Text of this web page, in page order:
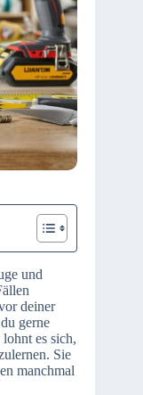
und
deiner
gerne
es sich,
Sie
manchmal